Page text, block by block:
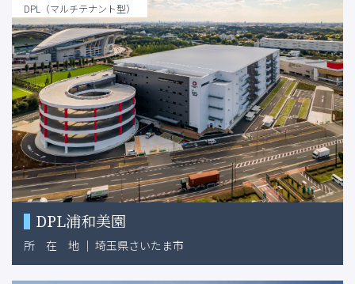
DPL（マルチテナント型）
DPL浦和美園
所 在 地 ｜ 埼玉県さいたま市